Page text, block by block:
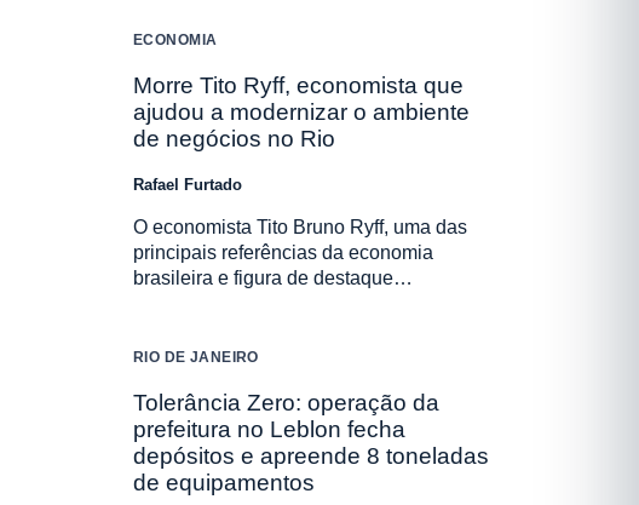
ECONOMIA
Morre Tito Ryff, economista que
ajudou a modernizar o ambiente
de negócios no Rio
Rafael Furtado
O economista Tito Bruno Ryff, uma das
principais referências da economia
brasileira e figura de destaque…
RIO DE JANEIRO
Tolerância Zero: operação da
prefeitura no Leblon fecha
depósitos e apreende 8 toneladas
de equipamentos